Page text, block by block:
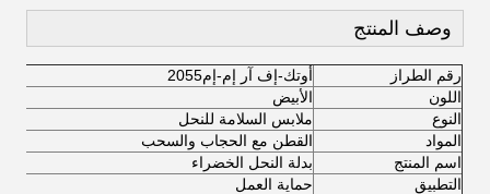
وصف المنتج
رقم الطراز
أوتك-إف آر إم-إم2055
اللون
الأبيض
النوع
ملابس السلامة للنحل
المواد
القطن مع الحجاب والسحب
اسم المنتج
بدلة النحل الخضراء
التطبيق
حماية العمل